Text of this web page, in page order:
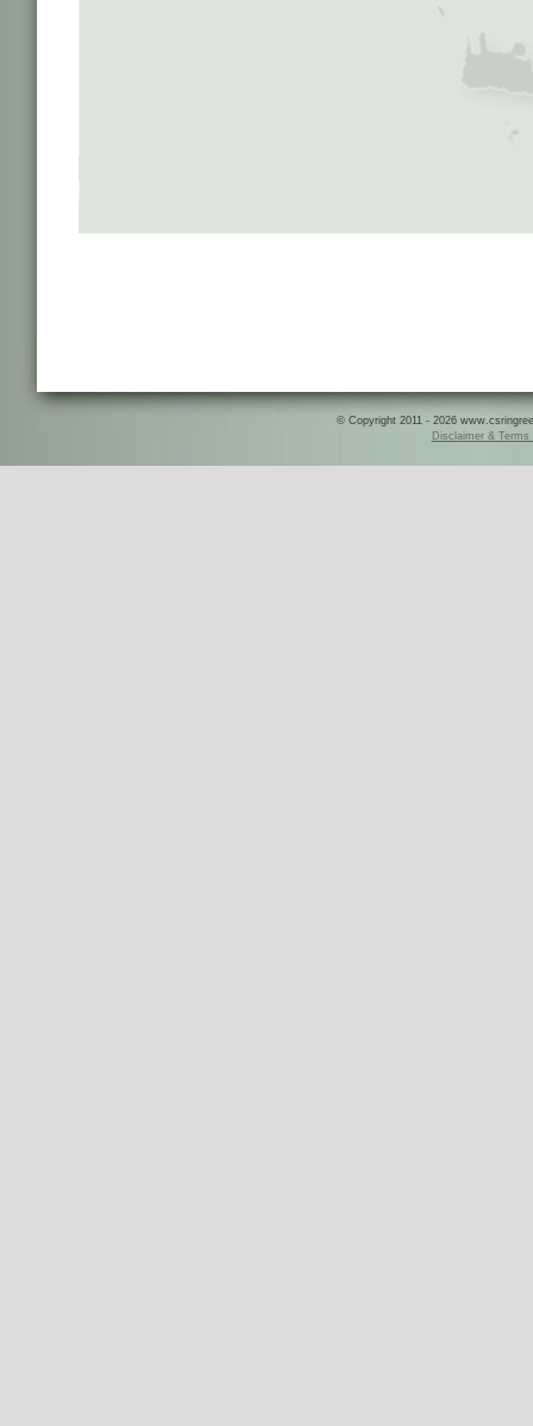
© Copyright 2011 - 2026
Disclaimer & Terms